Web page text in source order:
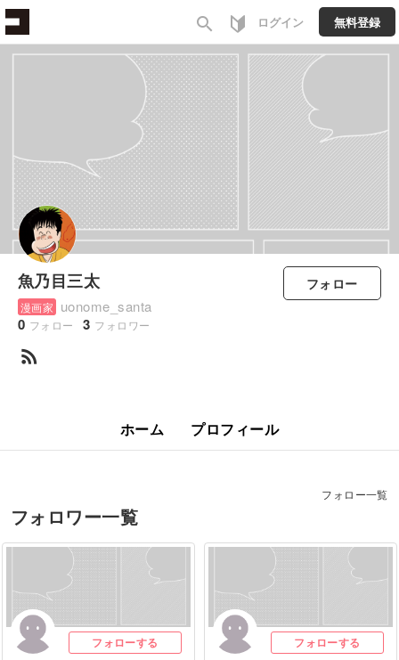
search ログイン 無料登録
魚乃目三太
漫画家 uonome_santa
0 フォロー 3 フォロワー
フォロー
rss_feed
ホーム プロフィール
フォロワー一覧
フォロー一覧
フォローする フォローする